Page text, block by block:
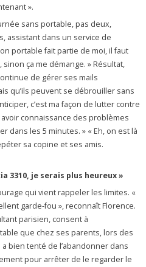
».
sans portable, pas deux,
assistant dans un service de
portable fait partie de moi, il faut
sinon ça me démange. » Résultat,
de gérer ses mails
qu’ils peuvent se débrouiller sans
c’est ma façon de lutter contre
connaissance des problèmes
dans les 5 minutes. » « Eh, on est là
sa copine et ses amis.
3310, je serais plus heureux »
qui vient rappeler les limites. «
garde-fou », reconnaît Florence.
parisien, consent à
que chez ses parents, lors des
bien tenté de l’abandonner dans
pour arrêter de le regarder le